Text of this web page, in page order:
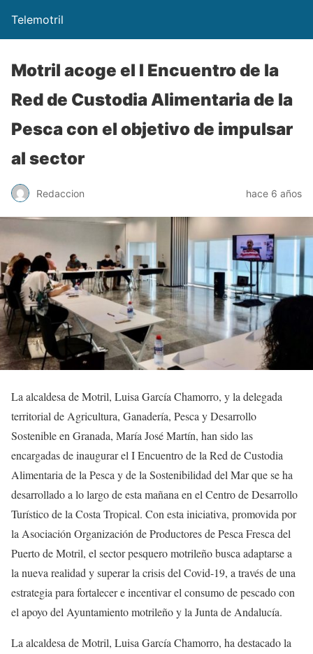
Telemotril
Motril acoge el I Encuentro de la
Red de Custodia Alimentaria de la
Pesca con el objetivo de impulsar
al sector
Redaccion hace 6 años
La alcaldesa de Motril, Luisa García Chamorro, y la delegada
territorial de Agricultura, Ganadería, Pesca y Desarrollo
Sostenible en Granada, María José Martín, han sido las
encargadas de inaugurar el I Encuentro de la Red de Custodia
Alimentaria de la Pesca y de la Sostenibilidad del Mar que se ha
desarrollado a lo largo de esta mañana en el Centro de Desarrollo
Turístico de la Costa Tropical. Con esta iniciativa, promovida por
la Asociación Organización de Productores de Pesca Fresca del
Puerto de Motril, el sector pesquero motrileño busca adaptarse a
la nueva realidad y superar la crisis del Covid-19, a través de una
estrategia para fortalecer e incentivar el consumo de pescado con
el apoyo del Ayuntamiento motrileño y la Junta de Andalucía.
La alcaldesa de Motril, Luisa García Chamorro, ha destacado la